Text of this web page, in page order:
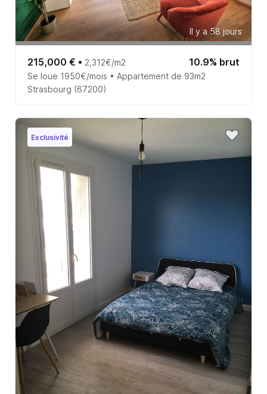
Il y a 58 jours
215,000 € • 2,312€/m2 10.9% brut
Se loue 1950€/mois • Appartement de 93m2
Strasbourg (67200)
Exclusivité